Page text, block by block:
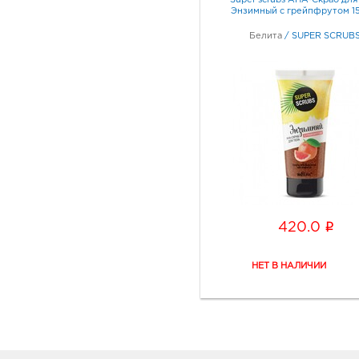
Энзимный с грейпфрутом
Белита / SUPER
420.0 i